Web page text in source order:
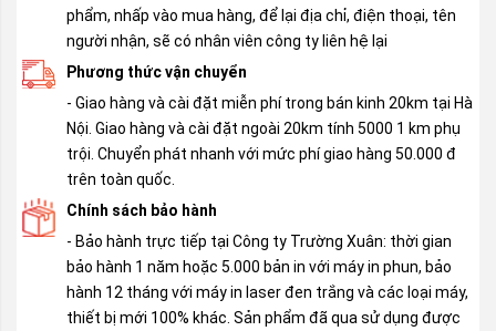
phẩm, nhấp vào mua hàng, để lại địa chỉ, điện thoại, tên
người nhận, sẽ có nhân viên công ty liên hệ lại
Phương thức vận chuyển
- Giao hàng và cài đặt miễn phí trong bán kinh 20km tại Hà
Nội. Giao hàng và cài đặt ngoài 20km tính 5000 1 km phụ
trội. Chuyển phát nhanh với mức phí giao hàng 50.000 đ
trên toàn quốc.
Chính sách bảo hành
- Bảo hành trực tiếp tại Công ty Trường Xuân: thời gian
bảo hành 1 năm hoặc 5.000 bản in với máy in phun, bảo
hành 12 tháng với máy in laser đen trắng và các loại máy,
thiết bị mới 100% khác. Sản phẩm đã qua sử dụng được